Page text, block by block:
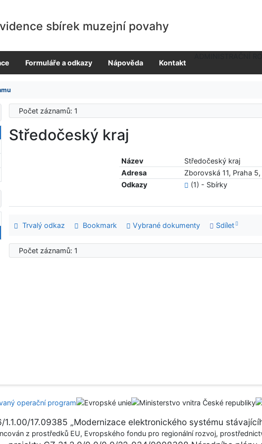
sbírek muzejní povahy
Formuláře a odkazy Nápověda Kontakt
Počet záznamů: 1
Středočeský kraj
Název
Středočeský kraj
Adresa
Zborovská 11, Praha 5,
Odkazy
(1) - Sbírky
Trvalý odkaz Bookmark Vybrané dokumenty Sdílet
Počet záznamů: 1
1.1.00/17.09385 „Modernizace elektronického systému
z prostředků EU, Evropského fondu pro regionální rozvoj,